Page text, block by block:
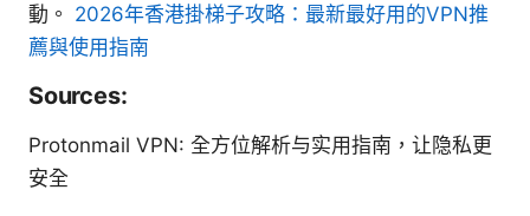
動。 2026年香港掛梯子攻略：最新最好用的VPN推
薦與使用指南
Sources:
Protonmail VPN: 全方位解析与实用指南，让隐私更
安全